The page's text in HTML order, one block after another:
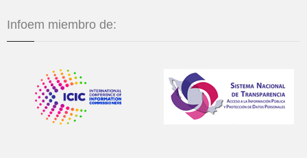
Infoem miembro de: